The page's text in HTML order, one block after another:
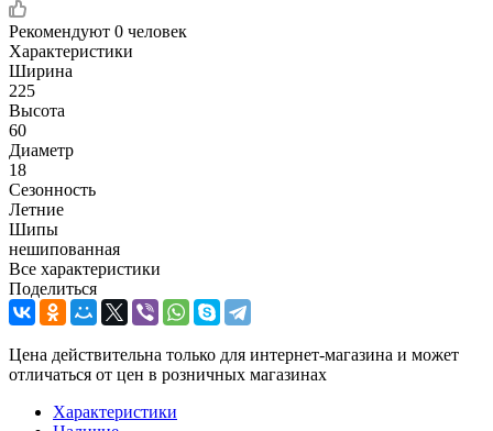
Рекомендуют 0 человек
Характеристики
Ширина
225
Высота
60
Диаметр
18
Сезонность
Летние
Шипы
нешипованная
Все характеристики
Поделиться
Цена действительна только для интернет-магазина и может
отличаться от цен в розничных магазинах
Характеристики